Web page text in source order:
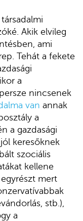
Akik elvileg
ami
Tehát a fekete
a
nincsenek
van annak
a
a gazdasági
keresőknek
szociális
kellene
mert
stb.),
a